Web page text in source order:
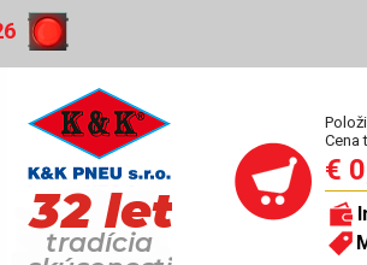
Cena
€